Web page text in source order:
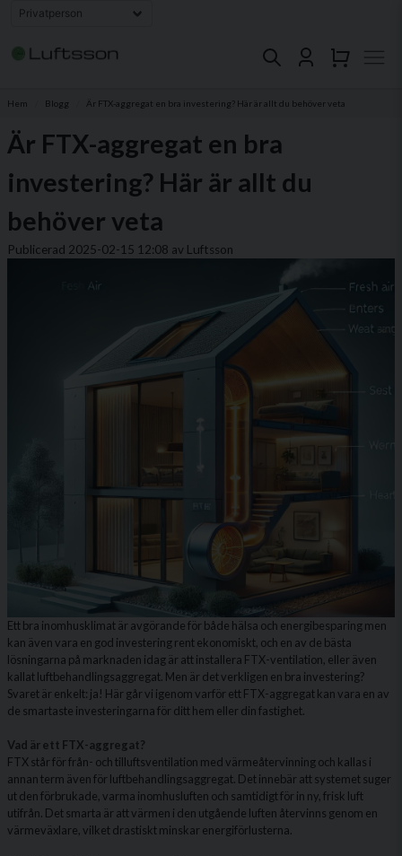
Hem Blogg Är FTX-aggregat en bra investering? Här är allt du behöver veta
Är FTX-aggregat en bra
investering? Här är allt du
behöver veta
Publicerad 2025-02-15 12:08 av Luftsson
Ett bra inomhusklimat är avgörande för både hälsa och energibesparing men
kan även vara en god investering rent ekonomiskt, och en av de bästa
lösningarna på marknaden idag är att installera FTX-ventilation, eller även
kallat luftbehandlingsaggregat. Men är det verkligen en bra investering?
Svaret är enkelt: ja! Här går vi igenom varför ett FTX-aggregat kan vara en av
de smartaste investeringarna för ditt hem eller din fastighet.
Vad är ett FTX-aggregat?
FTX står för från- och tilluftsventilation med värmeåtervinning och kallas i
annan term även för luftbehandlingsaggregat. Det innebär att systemet suger
ut den förbrukade, varma inomhusluften och samtidigt för in ny, frisk luft
utifrån. Det smarta är att värmen i den utgående luften återvinns genom en
värmeväxlare, vilket drastiskt minskar energiförlusterna.